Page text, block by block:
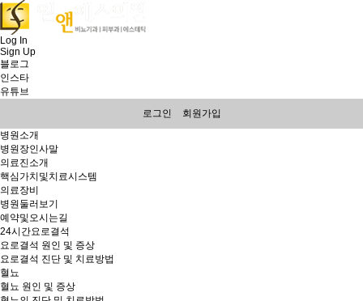
Log In
Sign Up
블로그
인스타
유튜브
로그인
회원가입
병원소개
병원장인사말
의료진소개
핵심가치및치료시스템
의료장비
병원둘러보기
예약및오시는길
24시간요로결석
요로결석 원인 및 증상
요로결석 진단 및 치료방법
혈뇨
혈뇨 원인 및 증상